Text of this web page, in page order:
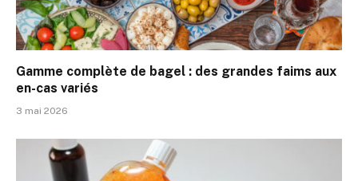
Gamme complète de bagel : des grandes faims aux
en-cas variés
3 mai 2026